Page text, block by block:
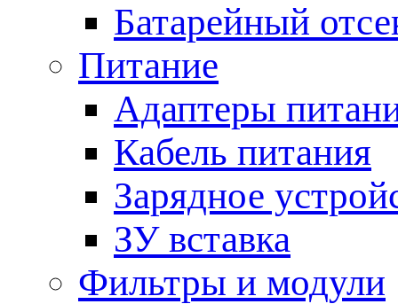
Батарейный
Питание
Адаптеры
Кабель питания
Зарядное
ЗУ вставка
Фильтры и модули